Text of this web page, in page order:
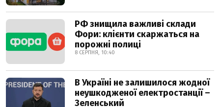
РФ знищила важливі склади
Фори: клієнти скаржаться на
порожні полиці
8 СЕРПНЯ, 10:40
В Україні не залишилося жодної
неушкодженої електростанції –
Зеленський